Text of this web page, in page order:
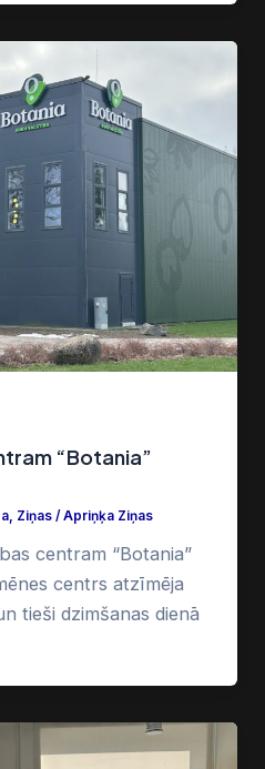
“Botania”
, Ziņas/Apriņķa Ziņas
centram “Botania”
centrs atzīmēja
tieši dzimšanas dienā